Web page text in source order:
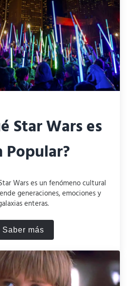
Star Wars es
Popular?
Wars es un fenómeno cultural
generaciones, emociones y
enteras.
Saber más¿Por Qué Star Wars es Tan